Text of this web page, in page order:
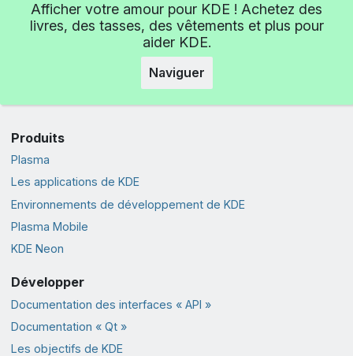
Afficher votre amour pour KDE ! Achetez des
livres, des tasses, des vêtements et plus pour
aider KDE.
Naviguer
Produits
Plasma
Les applications de KDE
Environnements de développement de KDE
Plasma Mobile
KDE Neon
Développer
Documentation des interfaces « API »
Documentation « Qt »
Les objectifs de KDE